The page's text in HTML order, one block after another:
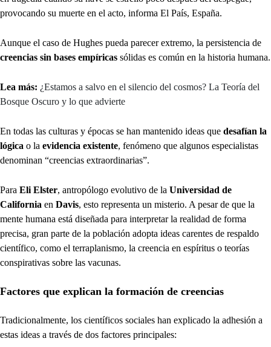
provocando su muerte en el acto, informa El País, España.
Aunque el caso de Hughes pueda parecer extremo, la persistencia de
creencias sin bases empíricas sólidas es común en la historia humana.
Lea más: ¿Estamos a salvo en el silencio del cosmos? La Teoría del
Bosque Oscuro y lo que advierte
En todas las culturas y épocas se han mantenido ideas que desafían la
lógica o la evidencia existente, fenómeno que algunos especialistas
denominan “creencias extraordinarias”.
Para Eli Elster, antropólogo evolutivo de la Universidad de
California en Davis, esto representa un misterio. A pesar de que la
mente humana está diseñada para interpretar la realidad de forma
precisa, gran parte de la población adopta ideas carentes de respaldo
científico, como el terraplanismo, la creencia en espíritus o teorías
conspirativas sobre las vacunas.
Factores que explican la formación de creencias
Tradicionalmente, los científicos sociales han explicado la adhesión a
estas ideas a través de dos factores principales: